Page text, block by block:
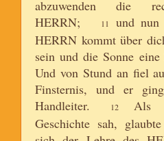
abzuwenden die
HERRN;
11
und
HERRN kommt über
sein und die Sonne
Und von Stund an fiel
Finsternis, und er
Handleiter.
12
Als
Geschichte sah,